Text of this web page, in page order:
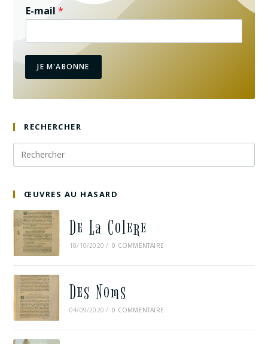
E-mail*
JE M'ABONNE
RECHERCHER
ŒUVRES AU HASARD
De La Colere
18/10/2020 / 0 COMMENTAIRE
Des Noms
04/09/2020 / 0 COMMENTAIRE